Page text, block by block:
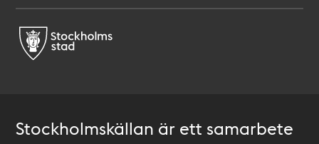
Stockholmskällan är ett samarbete